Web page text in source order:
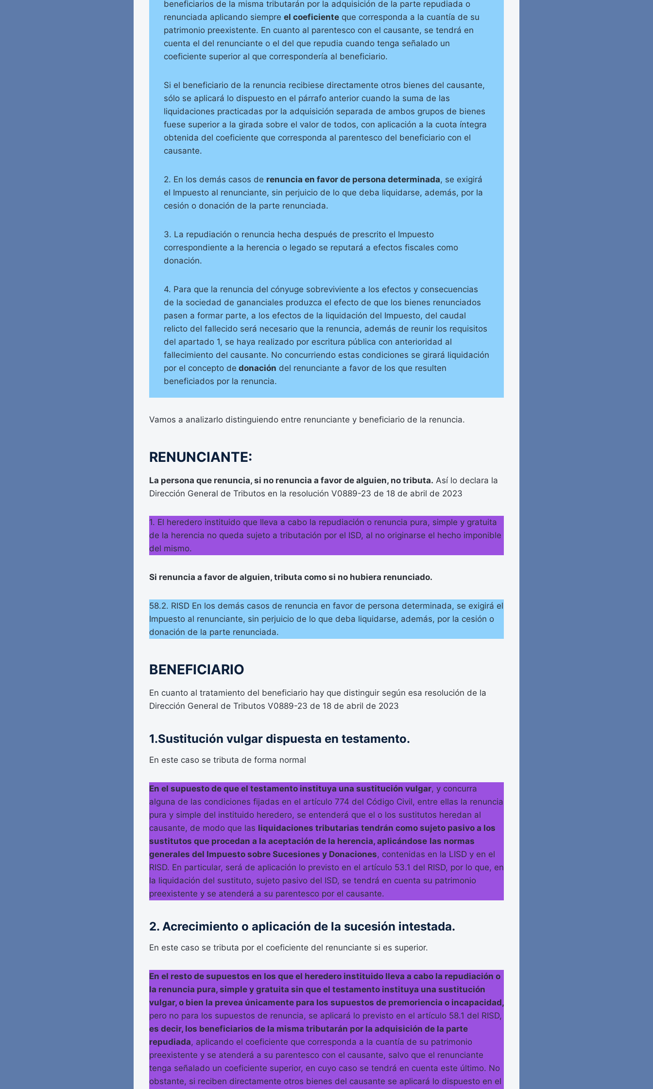
beneficiarios de la misma tributarán por la adquisición de la parte repudiada o
renunciada aplicando siempre el coeficiente que corresponda a la cuantía de su
patrimonio preexistente. En cuanto al parentesco con el causante, se tendrá en
cuenta el del renunciante o el del que repudia cuando tenga señalado un
coeficiente superior al que correspondería al beneficiario.
Si el beneficiario de la renuncia recibiese directamente otros bienes del causante,
sólo se aplicará lo dispuesto en el párrafo anterior cuando la suma de las
liquidaciones practicadas por la adquisición separada de ambos grupos de bienes
fuese superior a la girada sobre el valor de todos, con aplicación a la cuota íntegra
obtenida del coeficiente que corresponda al parentesco del beneficiario con el
causante.
2. En los demás casos de renuncia en favor de persona determinada, se exigirá
el Impuesto al renunciante, sin perjuicio de lo que deba liquidarse, además, por la
cesión o donación de la parte renunciada.
3. La repudiación o renuncia hecha después de prescrito el Impuesto
correspondiente a la herencia o legado se reputará a efectos fiscales como
donación.
4. Para que la renuncia del cónyuge sobreviviente a los efectos y consecuencias
de la sociedad de gananciales produzca el efecto de que los bienes renunciados
pasen a formar parte, a los efectos de la liquidación del Impuesto, del caudal
relicto del fallecido será necesario que la renuncia, además de reunir los requisitos
del apartado 1, se haya realizado por escritura pública con anterioridad al
fallecimiento del causante. No concurriendo estas condiciones se girará liquidación
por el concepto de donación del renunciante a favor de los que resulten
beneficiados por la renuncia.
Vamos a analizarlo distinguiendo entre renunciante y beneficiario de la renuncia.
RENUNCIANTE:
La persona que renuncia, si no renuncia a favor de alguien, no tributa. Así lo declara la
Dirección General de Tributos en la resolución V0889-23 de 18 de abril de 2023
1. El heredero instituido que lleva a cabo la repudiación o renuncia pura, simple y gratuita
de la herencia no queda sujeto a tributación por el ISD, al no originarse el hecho imponible
del mismo.
Si renuncia a favor de alguien, tributa como si no hubiera renunciado.
58.2. RISD En los demás casos de renuncia en favor de persona determinada, se exigirá el
Impuesto al renunciante, sin perjuicio de lo que deba liquidarse, además, por la cesión o
donación de la parte renunciada.
BENEFICIARIO
En cuanto al tratamiento del beneficiario hay que distinguir según esa resolución de la
Dirección General de Tributos V0889-23 de 18 de abril de 2023
1.Sustitución vulgar dispuesta en testamento.
En este caso se tributa de forma normal
En el supuesto de que el testamento instituya una sustitución vulgar, y concurra
alguna de las condiciones fijadas en el artículo 774 del Código Civil, entre ellas la renuncia
pura y simple del instituido heredero, se entenderá que el o los sustitutos heredan al
causante, de modo que las liquidaciones tributarias tendrán como sujeto pasivo a los
sustitutos que procedan a la aceptación de la herencia, aplicándose las normas
generales del Impuesto sobre Sucesiones y Donaciones, contenidas en la LISD y en el
RISD. En particular, será de aplicación lo previsto en el artículo 53.1 del RISD, por lo que, en
la liquidación del sustituto, sujeto pasivo del ISD, se tendrá en cuenta su patrimonio
preexistente y se atenderá a su parentesco por el causante.
2. Acrecimiento o aplicación de la sucesión intestada.
En este caso se tributa por el coeficiente del renunciante si es superior.
En el resto de supuestos en los que el heredero instituido lleva a cabo la repudiación o
la renuncia pura, simple y gratuita sin que el testamento instituya una sustitución
vulgar, o bien la prevea únicamente para los supuestos de premoriencia o incapacidad,
pero no para los supuestos de renuncia, se aplicará lo previsto en el artículo 58.1 del RISD,
es decir, los beneficiarios de la misma tributarán por la adquisición de la parte
repudiada, aplicando el coeficiente que corresponda a la cuantía de su patrimonio
preexistente y se atenderá a su parentesco con el causante, salvo que el renunciante
tenga señalado un coeficiente superior, en cuyo caso se tendrá en cuenta este último. No
obstante, si reciben directamente otros bienes del causante se aplicará lo dispuesto en el